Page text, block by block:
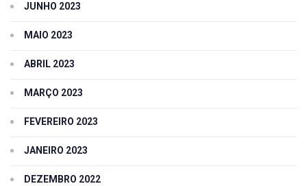
JUNHO 2023
MAIO 2023
ABRIL 2023
MARÇO 2023
FEVEREIRO 2023
JANEIRO 2023
DEZEMBRO 2022